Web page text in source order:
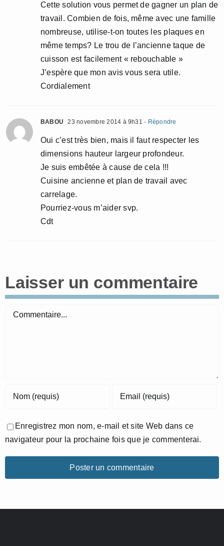
Cette solution vous permet de gagner un plan de
travail. Combien de fois, même avec une famille
nombreuse, utilise-t-on toutes les plaques en
même temps? Le trou de l’ancienne taque de
cuisson est facilement « rebouchable »
J’espère que mon avis vous sera utile.
Cordialement
BABOU 23 novembre 2014 à 9h31 - Répondre
Oui c’est très bien, mais il faut respecter les
dimensions hauteur largeur profondeur.
Je suis embêtée à cause de cela !!!
Cuisine ancienne et plan de travail avec
carrelage.
Pourriez-vous m’aider svp.
Cdt
Laisser un commentaire
Commentaire
Enregistrez mon nom, e-mail et site Web dans ce
navigateur pour la prochaine fois que je commenterai.